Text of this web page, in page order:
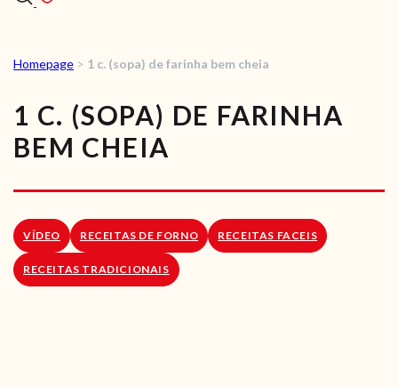
RECEITAS
VÍDEOS
RECEITAS VEGGIE
LOJA ONLINE
Homepage > 1 c. (sopa) de farinha bem cheia
1 C. (SOPA) DE FARINHA
BEM CHEIA
VÍDEO RECEITAS DE FORNO RECEITAS FACEIS
RECEITAS TRADICIONAIS